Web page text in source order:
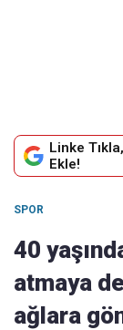
Linke
Ekle!
SPOR
40
atmaya
ağlara